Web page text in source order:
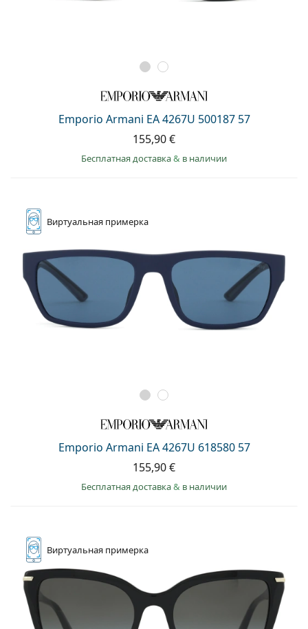
Emporio Armani EA 4267U 500187 57
155,90 €
Бесплатная доставка& в наличии
Виртуальная примерка
Emporio Armani EA 4267U 618580 57
155,90 €
Бесплатная доставка& в наличии
Виртуальная примерка